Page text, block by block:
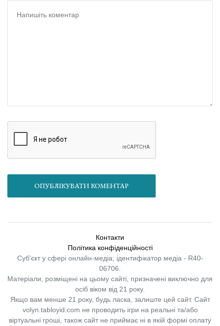
ОПУБЛІКУВАТИ КОМЕНТАР
Контакти
Політика конфіденційності
Суб'єкт у сфері онлайн-медіа; ідентифікатор медіа - R40-
06706.
Матеріали, розміщені на цьому сайті, призначені виключно для
осіб віком від 21 року.
Якщо вам менше 21 року, будь ласка, залиште цей сайт. Сайт
volyn.tabloyid.com не проводить ігри на реальні та/або
віртуальні гроші, також сайт не приймає ні в якій формі оплату